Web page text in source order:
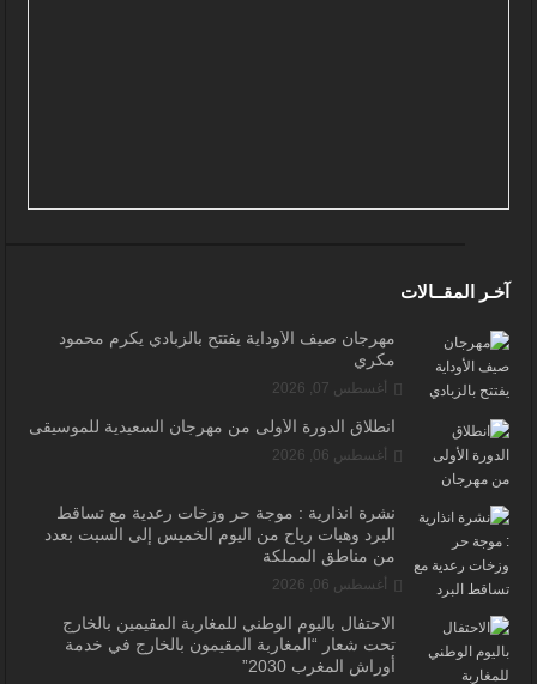
آخـر المقــالات
مهرجان صيف الأوداية يفتتح بالزبادي يكرم محمود
مكري
أغسطس 07, 2026
انطلاق الدورة الأولى من مهرجان السعيدية للموسيقى
أغسطس 06, 2026
نشرة انذارية : موجة حر وزخات رعدية مع تساقط
البرد وهبات رياح من اليوم الخميس إلى السبت بعدد
من مناطق المملكة
أغسطس 06, 2026
الاحتفال باليوم الوطني للمغاربة المقيمين بالخارج
تحت شعار “المغاربة المقيمون بالخارج في خدمة
أوراش المغرب 2030”